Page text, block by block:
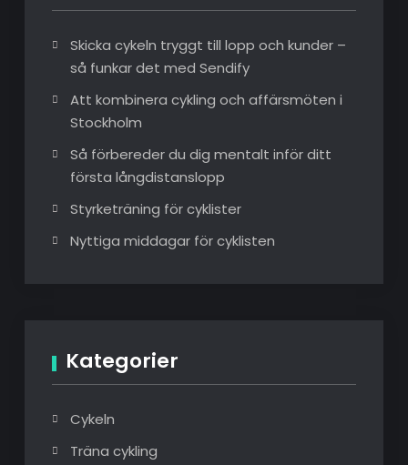
Skicka cykeln tryggt till lopp och kunder –
så funkar det med Sendify
Att kombinera cykling och affärsmöten i
Stockholm
Så förbereder du dig mentalt inför ditt
första långdistanslopp
Styrketräning för cyklister
Nyttiga middagar för cyklisten
Kategorier
Cykeln
Träna cykling